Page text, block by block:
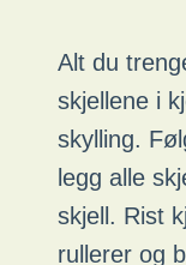
Alt du
skjellene i
skylling.
legg alle
skjell. Rist
rullerer og